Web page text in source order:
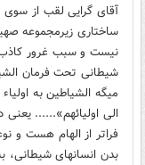
آقای گرایی لقب از
ساختاری زیرمجموعه
نیست و سبب غرور کاذب
شیطانی تحت فرمان
میگه الشیاطین به
الی اولیائهم»......
فراتر از الهام هست
بدن انسانهای شیطانی،